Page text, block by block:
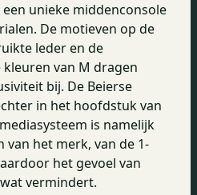
een unieke middenconsole
De motieven op de
leder en de
van M dragen
bij. De Beierse
in het hoofdstuk van
is namelijk
van het merk, van de 1-
het gevoel van
vermindert.